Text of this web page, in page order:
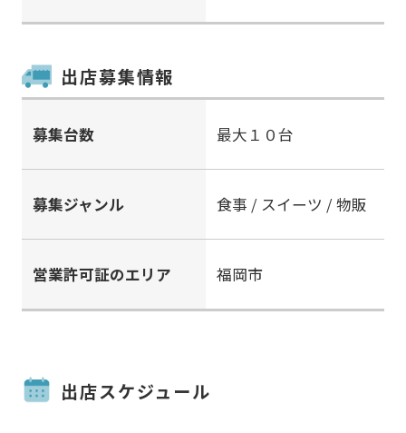
出店募集情報
募集台数 最大１０台
募集ジャンル 食事 / スイーツ / 物販
営業許可証のエリア 福岡市
出店スケジュール